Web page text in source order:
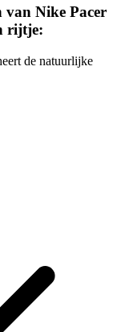
van Nike Pacer
rijtje:
de natuurlijke
houden
te blijven
om de